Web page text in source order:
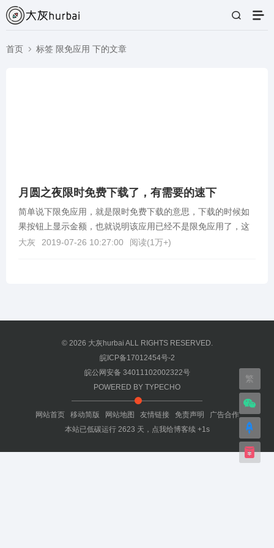
首页 标签 限免应用 下的文章
月圆之夜限时免费下载了，有需要的速下
简单说下限免应用，就是限时免费下载的意思，下载的时候如
果按钮上显示金额，也就说明该应用已经不是限免应用了，这
个限免有可能是一小时，有可能是一天，都说不准，一般都...
大灰 2019-07-26 10:27:00 阅读(1万+)
© 2026 大灰hurbai ALL RIGHTS RESERVED.
皖ICP备17012454号-2
皖公网安备 34011102002322号
POWERED BY TYPECHO
网站首页 移动简版 网站地图 友情链接 免责声明
广告合作
本站已低碳运行2623 天， 点我给博客续 +1s
繁